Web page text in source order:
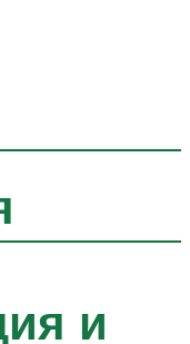
и